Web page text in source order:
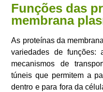
Funções das
membrana
As proteínas da
variedades de funções:
mecanismos de
túneis que permitem a
dentro e para fora da